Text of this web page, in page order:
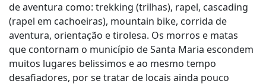
de aventura como: trekking (trilhas), rapel, cascading
(rapel em cachoeiras), mountain bike, corrida de
aventura, orientação e tirolesa. Os morros e matas
que contornam o município de Santa Maria escondem
muitos lugares belissimos e ao mesmo tempo
desafiadores, por se tratar de locais ainda pouco